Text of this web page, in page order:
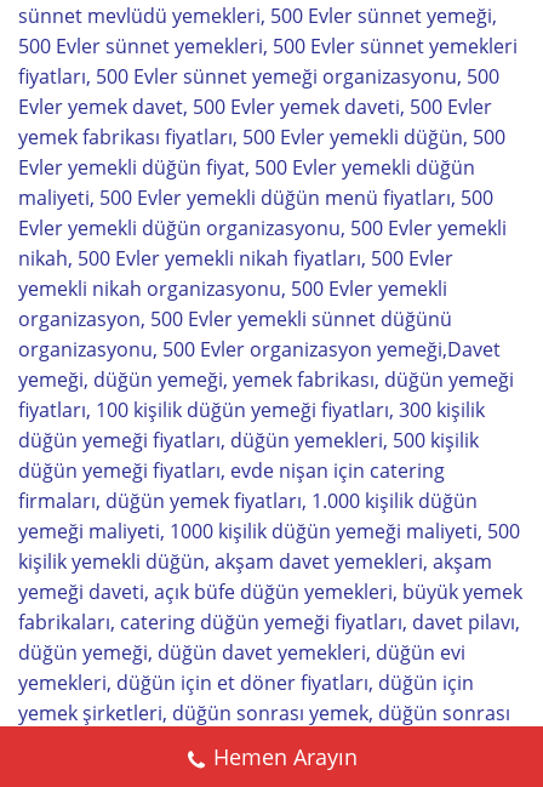
sünnet mevlüdü yemekleri, 500 Evler sünnet yemeği,
500 Evler sünnet yemekleri, 500 Evler sünnet yemekleri
fiyatları, 500 Evler sünnet yemeği organizasyonu, 500
Evler yemek davet, 500 Evler yemek daveti, 500 Evler
yemek fabrikası fiyatları, 500 Evler yemekli düğün, 500
Evler yemekli düğün fiyat, 500 Evler yemekli düğün
maliyeti, 500 Evler yemekli düğün menü fiyatları, 500
Evler yemekli düğün organizasyonu, 500 Evler yemekli
nikah, 500 Evler yemekli nikah fiyatları, 500 Evler
yemekli nikah organizasyonu, 500 Evler yemekli
organizasyon, 500 Evler yemekli sünnet düğünü
organizasyonu, 500 Evler organizasyon yemeği,Davet
yemeği, düğün yemeği, yemek fabrikası, düğün yemeği
fiyatları, 100 kişilik düğün yemeği fiyatları, 300 kişilik
düğün yemeği fiyatları, düğün yemekleri, 500 kişilik
düğün yemeği fiyatları, evde nişan için catering
firmaları, düğün yemek fiyatları, 1.000 kişilik düğün
yemeği maliyeti, 1000 kişilik düğün yemeği maliyeti, 500
kişilik yemekli düğün, akşam davet yemekleri, akşam
yemeği daveti, açık büfe düğün yemekleri, büyük yemek
fabrikaları, catering düğün yemeği fiyatları, davet pilavı,
düğün yemeği, düğün davet yemekleri, düğün evi
yemekleri, düğün için et döner fiyatları, düğün için
yemek şirketleri, düğün sonrası yemek, düğün sonrası
yemek organizasyonu, düğün yemek menü fiyatları,
düğün yemek menü örnekleri, düğün yemek
Hemen Arayın